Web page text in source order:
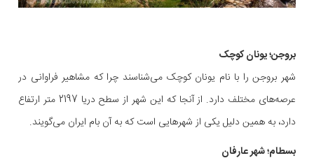
بروجن؛ یونان کوچک
شهر بروجن را با نام یونان کوچک می‌شناسند چرا که مشاهیر فراوانی در
عرصه‌های مختلف دارد. از آنجا که این شهر از سطح دریا 2197 متر ارتفاع
دارد، به همین دلیل یکی از شهرهایی است که به آن بام ایران می‌گویند.
بسطام؛ شهر عارفان